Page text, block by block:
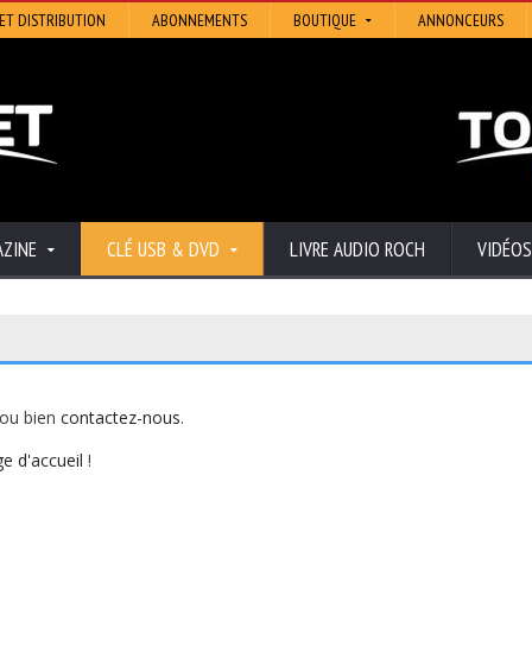
DISTRIBUTION ABONNEMENTS BOUTIQUE ANNONCEURS
CLÉ USB & DVD LIVRE AUDIO ROCH VIDÉOS
bien contactez-nous.
d'accueil !